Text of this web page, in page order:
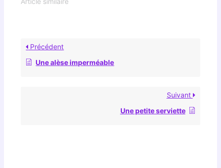
Précédent
Une alèse imperméable
Suivant
Une petite serviette